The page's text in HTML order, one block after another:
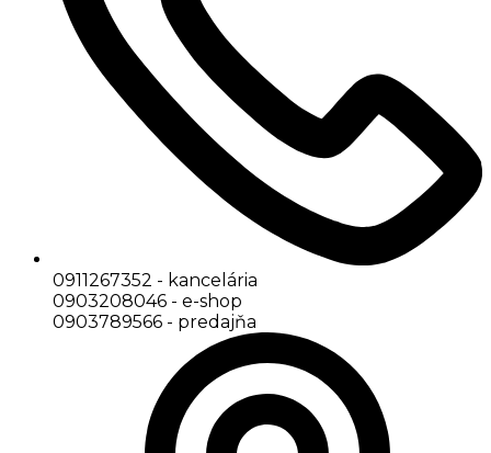
0911267352 - kancelária
0903208046 - e-shop
0903789566 - predajňa